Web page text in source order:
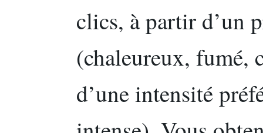
clics, à partir d’un
(chaleureux, fumé,
d’une intensité